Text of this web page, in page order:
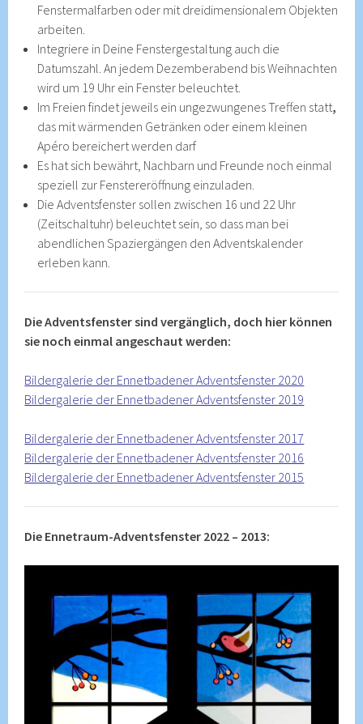
Fenstermalfarben oder mit dreidimensionalem Objekten
arbeiten.
Integriere in Deine Fenstergestaltung auch die
Datumszahl. An jedem Dezemberabend bis Weihnachten
wird um 19 Uhr ein Fenster beleuchtet.
Im Freien findet jeweils ein ungezwungenes Treffen statt,
das mit wärmenden Getränken oder einem kleinen
Apéro bereichert werden darf
Es hat sich bewährt, Nachbarn und Freunde noch einmal
speziell zur Fenstereröffnung einzuladen.
Die Adventsfenster sollen zwischen 16 und 22 Uhr
(Zeitschaltuhr) beleuchtet sein, so dass man bei
abendlichen Spaziergängen den Adventskalender
erleben kann.
Die Adventsfenster sind vergänglich, doch hier können
sie noch einmal angeschaut werden:
Bildergalerie der Ennetbadener Adventsfenster 2020
Bildergalerie der Ennetbadener Adventsfenster 2019
Bildergalerie der Ennetbadener Adventsfenster 2017
Bildergalerie der Ennetbadener Adventsfenster 2016
Bildergalerie der Ennetbadener Adventsfenster 2015
Die Ennetraum-Adventsfenster 2022 – 2013: